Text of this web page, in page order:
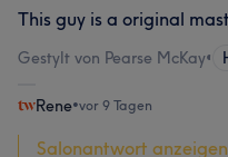
This guy is a original
Gestylt von Pearse McKay•
Rene•vor 9 Tagen
Salonantwort anzeigen